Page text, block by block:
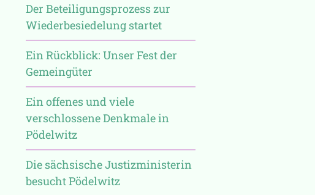
Der Beteiligungsprozess zur
Wiederbesiedelung startet
Ein Rückblick: Unser Fest der
Gemeingüter
Ein offenes und viele
verschlossene Denkmale in
Pödelwitz
Die sächsische Justizministerin
besucht Pödelwitz